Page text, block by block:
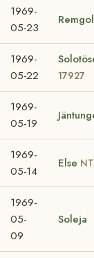
1969-
05-23
1969-
05-22
17927
1969-
05-19
1969-
05-14
Else
1969-
05-
09
Soleja